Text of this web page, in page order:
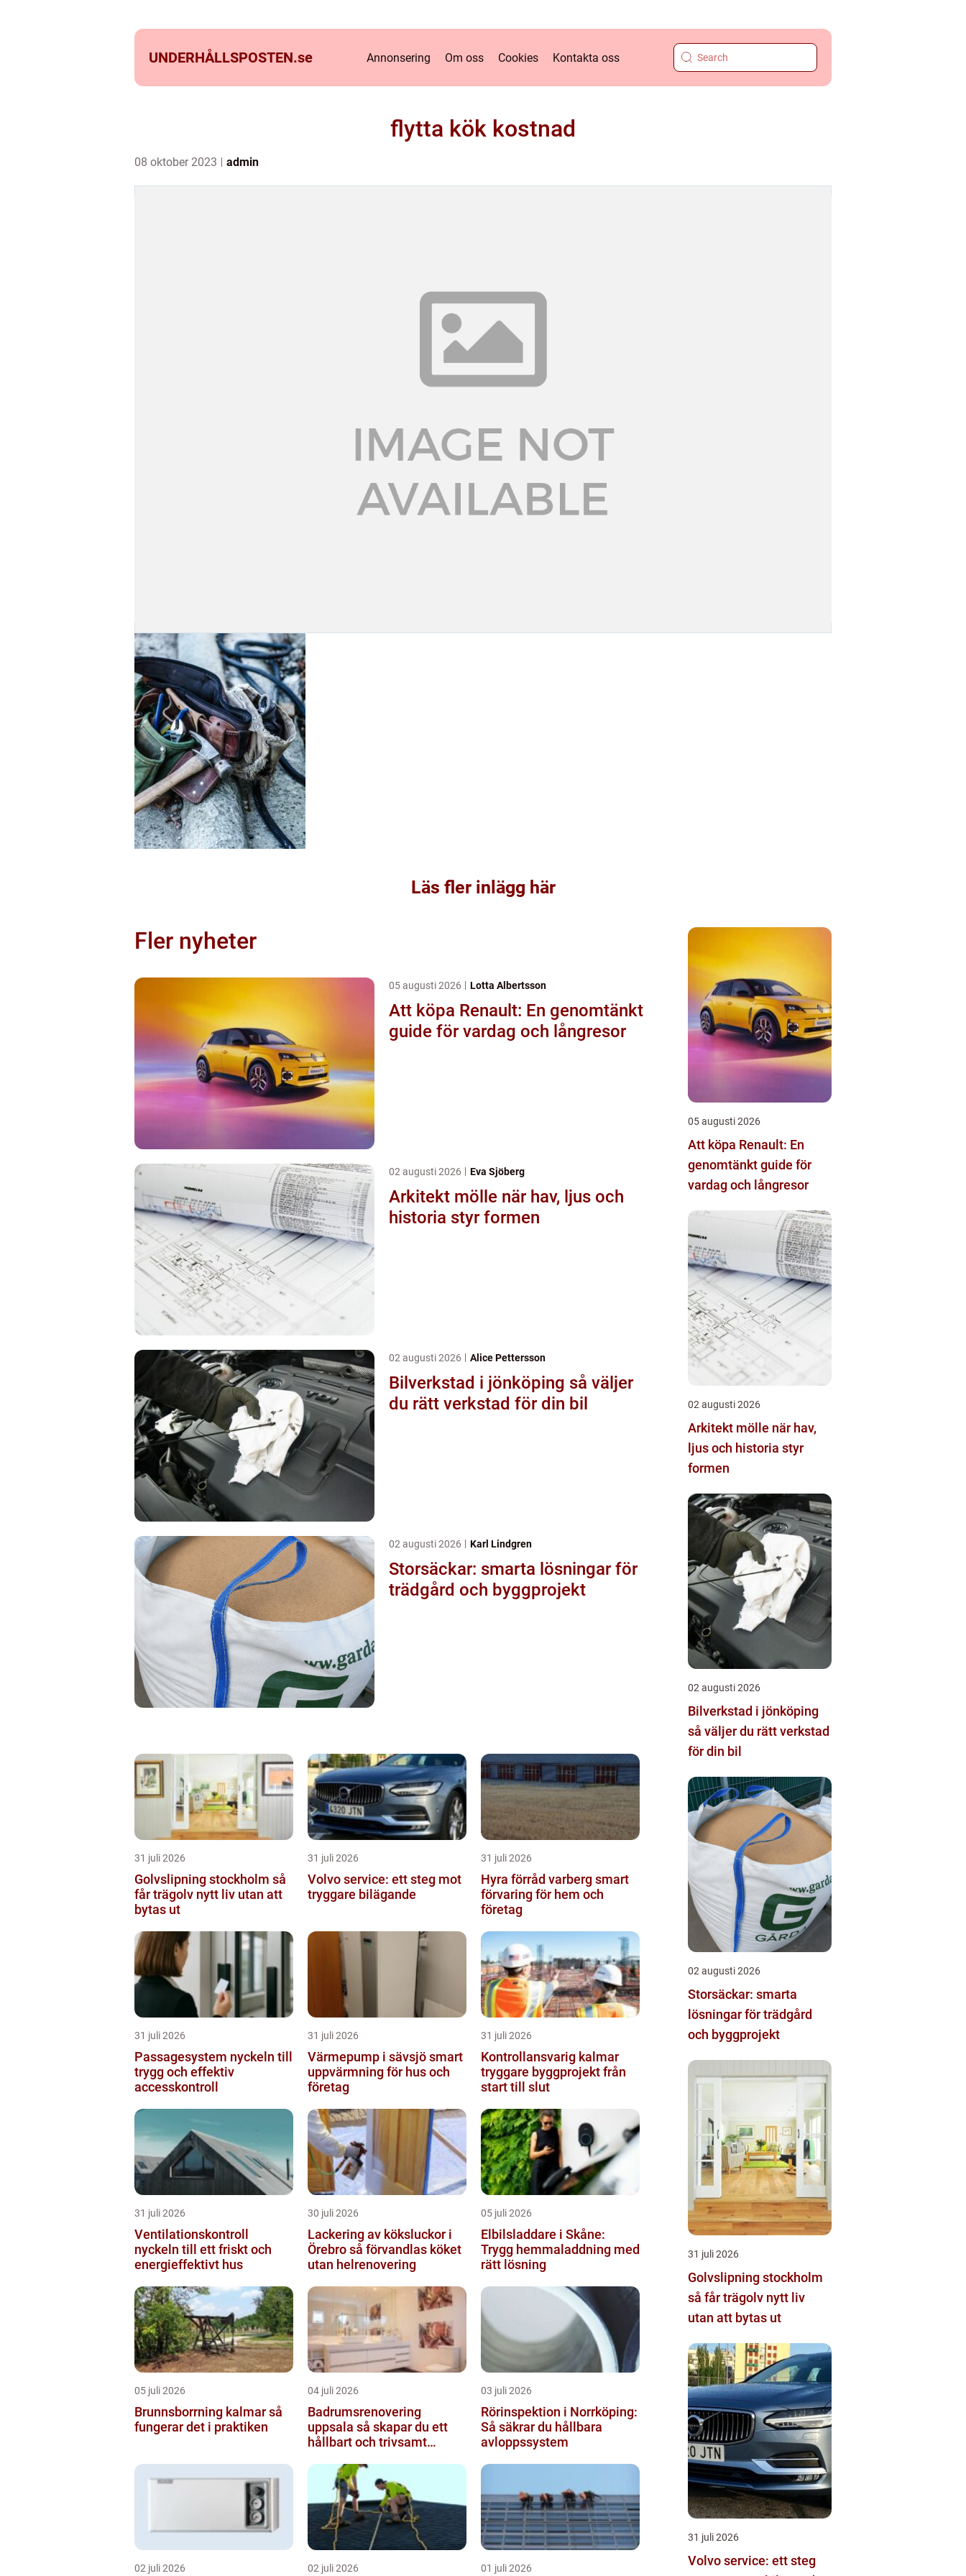
UNDERHÅLLSPOSTEN.se Annonsering Om oss Cookies Kontakta oss
flytta kök kostnad
08 oktober 2023 admin
Läs fler inlägg här
Fler nyheter
05 augusti 2026 Lotta Albertsson
Att köpa Renault: En genomtänkt
guide för vardag och långresor
02 augusti 2026 Eva Sjöberg
Arkitekt mölle när hav, ljus och
historia styr formen
02 augusti 2026 Alice Pettersson
Bilverkstad i jönköping så väljer
du rätt verkstad för din bil
02 augusti 2026 Karl Lindgren
Storsäckar: smarta lösningar för
trädgård och byggprojekt
31 juli 2026
Golvslipning stockholm så
får trägolv nytt liv utan att
bytas ut
31 juli 2026
Volvo service: ett steg mot
tryggare bilägande
31 juli 2026
Hyra förråd varberg smart
förvaring för hem och
företag
31 juli 2026
Passagesystem nyckeln till
trygg och effektiv
accesskontroll
31 juli 2026
Värmepump i sävsjö smart
uppvärmning för hus och
företag
31 juli 2026
Kontrollansvarig kalmar
tryggare byggprojekt från
start till slut
31 juli 2026
Ventilationskontroll
nyckeln till ett friskt och
energieffektivt hus
30 juli 2026
Lackering av köksluckor i
Örebro så förvandlas köket
utan helrenovering
05 juli 2026
Elbilsladdare i Skåne:
Trygg hemmaladdning med
rätt lösning
05 juli 2026
Brunnsborrning kalmar så
fungerar det i praktiken
04 juli 2026
Badrumsrenovering
uppsala så skapar du ett
hållbart och trivsamt
03 juli 2026
Rörinspektion i Norrköping:
Så säkrar du hållbara
avloppssystem
02 juli 2026 02 juli 2026 01 juli 2026
05 augusti 2026
Att köpa Renault: En
genomtänkt guide för
vardag och långresor
02 augusti 2026
Arkitekt mölle när hav,
ljus och historia styr
formen
02 augusti 2026
Bilverkstad i jönköping
så väljer du rätt verkstad
för din bil
02 augusti 2026
Storsäckar: smarta
lösningar för trädgård
och byggprojekt
31 juli 2026
Golvslipning stockholm
så får trägolv nytt liv
utan att bytas ut
31 juli 2026
Volvo service: ett steg